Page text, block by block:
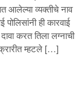
व्यक्तीचे नाव
ही कारवाई
करत तिला लग्नाची
म्हटले […]